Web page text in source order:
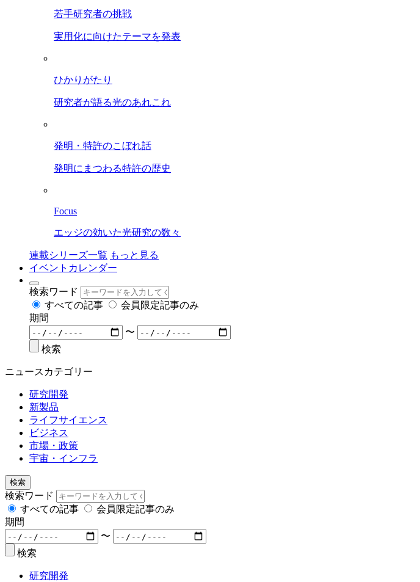
若手研究者の挑戦
実用化に向けたテーマを発表
ひかりがたり
研究者が語る光のあれこれ
発明・特許のこぼれ話
発明にまつわる特許の歴史
Focus
エッジの効いた光研究の数々
連載シリーズ一覧 もっと見る
イベントカレンダー
検索ワード
すべての記事
会員限定記事のみ
期間
〜
検索
ニュースカテゴリー
研究開発
新製品
ライフサイエンス
ビジネス
市場・政策
宇宙・インフラ
検索
検索ワード
すべての記事
会員限定記事のみ
期間
〜
検索
研究開発